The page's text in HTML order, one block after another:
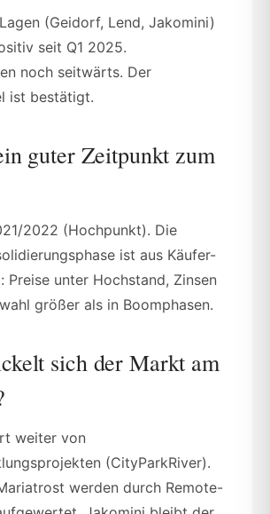
(Geidorf, Lend, Jakomini)
seit Q1 2025.
noch seitwärts. Der
ist bestätigt.
guter Zeitpunkt zum
2022 (Hochpunkt). Die
ist aus Käufer-
Preise unter Hochstand, Zinsen
größer als in Boomphasen.
sich der Markt am
weiter von
(CityParkRiver).
werden durch Remote-